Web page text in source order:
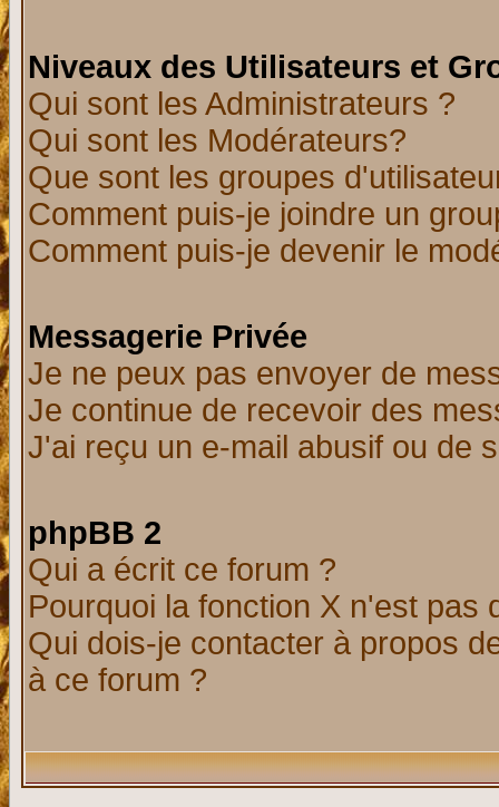
Niveaux des Utilisateurs et
Qui sont les Administrateurs ?
Qui sont les Modérateurs?
Que sont les groupes
Comment puis-je joindre un
Comment puis-je devenir le
Messagerie Privée
Je ne peux pas envoyer de
Je continue de recevoir des
J'ai reçu un e-mail abusif ou de
phpBB 2
Qui a écrit ce forum ?
Pourquoi la fonction X n'est pas
Qui dois-je contacter à propos
à ce forum ?